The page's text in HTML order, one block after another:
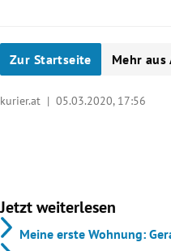
Zur Startseite Mehr
kurier.at | 05.03.2020, 17:56
Jetzt weiterlesen
Meine erste Wohnung: